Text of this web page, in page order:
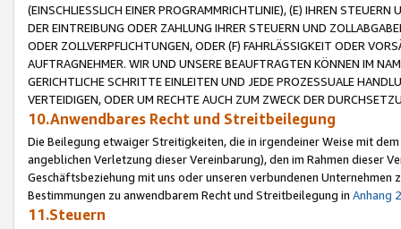
(EINSCHLIESSLICH EINER PROGRAMMRICHTLINIE), (E) IHREN
DER EINTREIBUNG ODER ZAHLUNG IHRER STEUERN UND
ODER ZOLLVERPFLICHTUNGEN, ODER (F) FAHRLÄSSIGKEIT ODER
AUFTRAGNEHMER. WIR UND UNSERE BEAUFTRAGTEN KÖNNEN IM
GERICHTLICHE SCHRITTE EINLEITEN UND JEDE PROZESSUALE
VERTEIDIGEN, ODER UM RECHTE AUCH ZUM ZWECK DER
10.Anwendbares Recht und Streitbeilegung
Die Beilegung etwaiger Streitigkeiten, die in irgendeiner Weise mit
angeblichen Verletzung dieser Vereinbarung), den im Rahmen dieser
Geschäftsbeziehung mit uns oder unseren verbundenen
Bestimmungen zu anwendbarem Recht und Streitbeilegung in Anhang 2
11.Steuern